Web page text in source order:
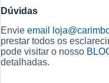
Dúvidas
Envie email
prestar todos os
pode visitar o nosso
detalhadas.